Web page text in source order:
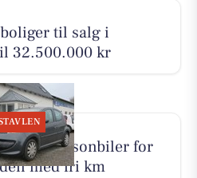
til salg i
32.500.000 kr
små personbiler for
med fri km